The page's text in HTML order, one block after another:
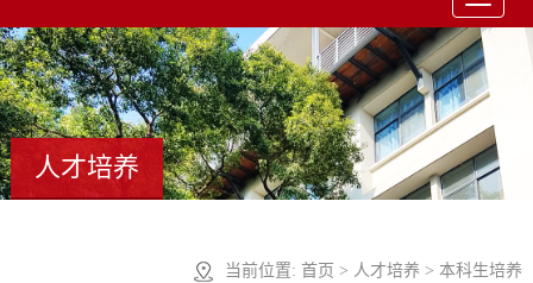
人才培养
当前位置:首页 > 人才培养 >本科生培养